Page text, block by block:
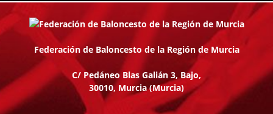
Federación de Baloncesto de la Región de Murcia
C/ Pedáneo Blas Galián 3, Bajo,
30010, Murcia (Murcia)